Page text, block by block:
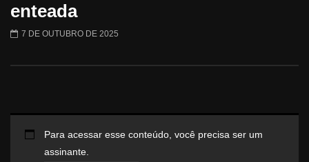
enteada
7 DE OUTUBRO DE 2025
Para acessar esse conteúdo, você precisa ser um
assinante.